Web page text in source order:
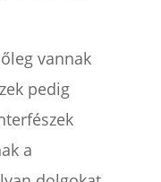
vannak
pedig
a